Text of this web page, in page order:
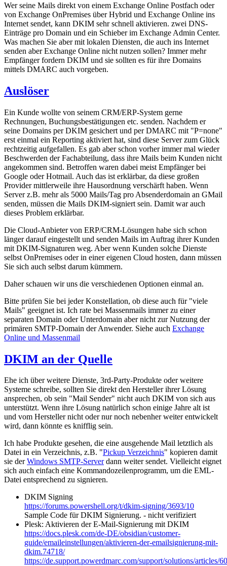
Wer seine Mails direkt von einem Exchange Online Postfach oder
von Exchange OnPremises über Hybrid und Exchange Online ins
Internet sendet, kann DKIM sehr schnell aktivieren. zwei DNS-
Einträge pro Domain und ein Schieber im Exchange Admin Center.
Was machen Sie aber mit lokalen Diensten, die auch ins Internet
senden aber Exchange Online nicht nutzen sollen? Immer mehr
Empfänger fordern DKIM und sie sollten es für ihre Domains
mittels DMARC auch vorgeben.
Auslöser
Ein Kunde wollte von seinem CRM/ERP-System gerne
Rechnungen, Buchungsbestätigungen etc. senden. Nachdem er
seine Domains per DKIM gesichert und per DMARC mit "P=none"
erst einmal ein Reporting aktiviert hat, sind diese Server zum Glück
rechtzeitig aufgefallen. Es gab aber schon vorher immer mal wieder
Beschwerden der Fachabteilung, dass ihre Mails beim Kunden nicht
angekommen sind. Betroffen waren dabei meist Empfänger bei
Google oder Hotmail. Auch das ist erklärbar, da diese großen
Provider mittlerweile ihre Hausordnung verschärft haben. Wenn
Server z.B. mehr als 5000 Mails/Tag pro Absenderdomain an GMail
senden, müssen die Mails DKIM-signiert sein. Damit war auch
dieses Problem erklärbar.
Die Cloud-Anbieter von ERP/CRM-Lösungen habe sich schon
länger darauf eingestellt und senden Mails im Auftrag ihrer Kunden
mit DKIM-Signaturen weg. Aber wenn Kunden solche Dienste
selbst OnPremises oder in einer eigenen Cloud hosten, dann müssen
Sie sich auch selbst darum kümmern.
Daher schauen wir uns die verschiedenen Optionen einmal an.
Bitte prüfen Sie bei jeder Konstellation, ob diese auch für "viele
Mails" geeignet ist. Ich rate bei Massenmails immer zu einer
separaten Domain oder Unterdomain aber nicht zur Nutzung der
primären SMTP-Domain der Anwender. Siehe auch Exchange
Online und Massenmail
DKIM an der Quelle
Ehe ich über weitere Dienste, 3rd-Party-Produkte oder weitere
Systeme schreibe, sollten Sie direkt den Hersteller ihrer Lösung
ansprechen, ob sein "Mail Sender" nicht auch DKIM von sich aus
unterstützt. Wenn ihre Lösung natürlich schon einige Jahre alt ist
und vom Hersteller nicht oder nur noch nebenher weiter entwickelt
wird, dann könnte es knifflig sein.
Ich habe Produkte gesehen, die eine ausgehende Mail letztlich als
Datei in ein Verzeichnis, z.B. "Pickup Verzeichnis" kopieren damit
sie derWindows SMTP-Serverdann weiter sendet. Vielleicht eignet
sich auch einfach eine Kommandozeilenprogramm, um die EML-
Datei entsprechend zu signieren.
DKIM Signing
https://forums.powershell.org/t/dkim-signing/3693/10
Sample Code für DKIM Signierung. - nicht verifiziert
Plesk: Aktivieren der E-Mail-Signierung mit DKIM
https://docs.plesk.com/de-DE/obsidian/customer-
guide/emaileinstellungen/aktivieren-der-emailsignierung-mit-
dkim.74718/
https://de.support.powerdmarc.com/support/solutions/articles/